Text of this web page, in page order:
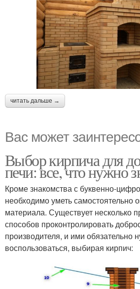
читать дальше →
Вас может
Выбор кирпича для
печи: все, что нужно
Кроме знакомства с буквенно-
необходимо уметь самостоятельно
материала. Существует несколько
способов проконтролировать
производителя, и ими обязательно
воспользоваться, выбирая кирпич: